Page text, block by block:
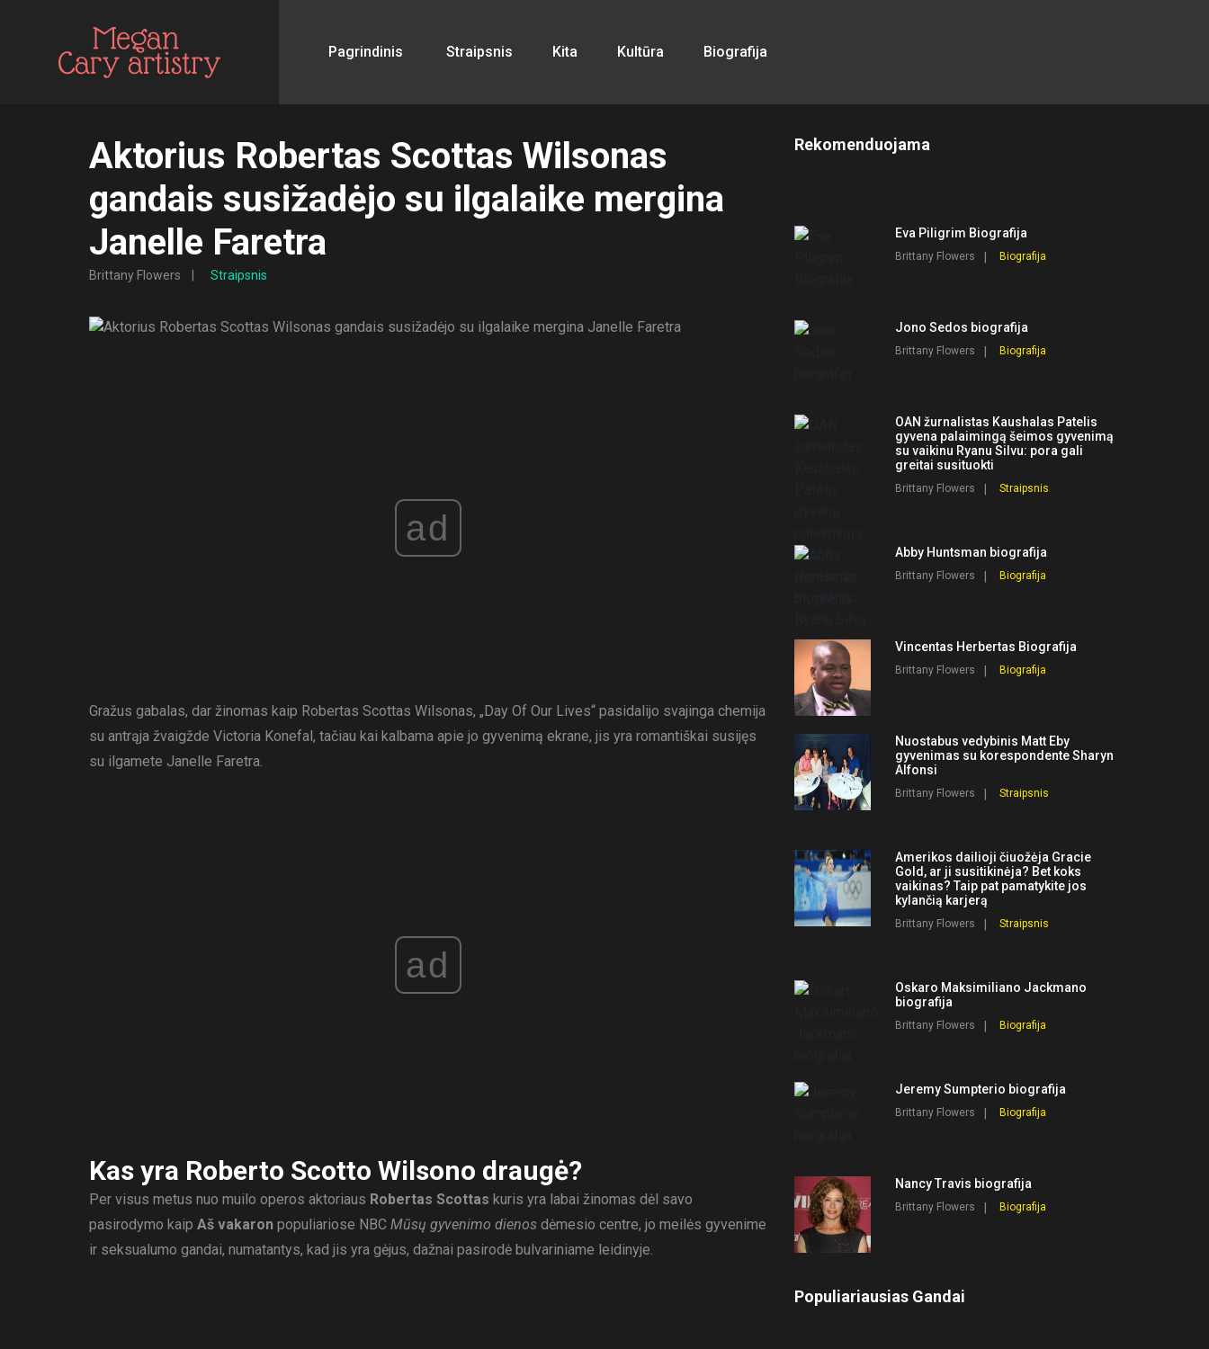
Pagrindinis Straipsnis Kita Kultūra Biografija
Aktorius Robertas Scottas Wilsonas
gandais susižadėjo su ilgalaike mergina
Janelle Faretra
Brittany Flowers Straipsnis
ad
Gražus gabalas, dar žinomas kaip Robertas Scottas Wilsonas, „Day Of Our Lives“ pasidalijo svajinga chemija
su antrąja žvaigžde Victoria Konefal, tačiau kai kalbama apie jo gyvenimą ekrane, jis yra romantiškai susijęs
su ilgamete Janelle Faretra.
ad
Kas yra Roberto Scotto Wilsono draugė?
Per visus metus nuo muilo operos aktoriaus Robertas Scottas kuris yra labai žinomas dėl savo
pasirodymo kaip Aš vakaron populiariose NBC Mūsų gyvenimo dienos dėmesio centre, jo meilės gyvenime
ir seksualumo gandai, numatantys, kad jis yra gėjus, dažnai pasirodė bulvariniame leidinyje.
Rekomenduojama
Eva Piligrim Biografija
Brittany Flowers Biografija
Jono Sedos biografija
Brittany Flowers Biografija
OAN žurnalistas Kaushalas Patelis
gyvena palaimingą šeimos gyvenimą
su vaikinu Ryanu Silvu: pora gali
greitai susituokti
Brittany Flowers Straipsnis
Abby Huntsman biografija
Brittany Flowers Biografija
Vincentas Herbertas Biografija
Brittany Flowers Biografija
Nuostabus vedybinis Matt Eby
gyvenimas su korespondente Sharyn
Alfonsi
Brittany Flowers Straipsnis
Amerikos dailioji čiuožėja Gracie
Gold, ar ji susitikinėja? Bet koks
vaikinas? Taip pat pamatykite jos
kylančią karjerą
Brittany Flowers Straipsnis
Oskaro Maksimiliano Jackmano
biografija
Brittany Flowers Biografija
Jeremy Sumpterio biografija
Brittany Flowers Biografija
Nancy Travis biografija
Brittany Flowers Biografija
Populiariausias Gandai